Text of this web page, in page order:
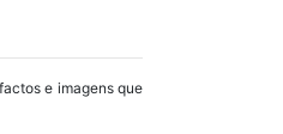
e imagens que